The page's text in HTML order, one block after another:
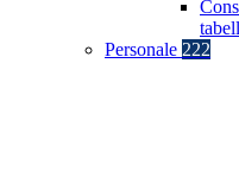
Personale 222